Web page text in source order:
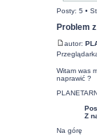
Posty: 5 •
Problem
autor:
Witam was
naprawić ?
Z
Na górę